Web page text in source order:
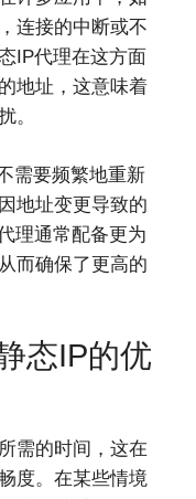
连接的中断或不
IP代理在这方面
地址，这意味着
。
需要频繁地重新
地址变更导致的
理通常配备更为
而确保了更高的
态IP的优
需的时间，这在
度。在某些情境